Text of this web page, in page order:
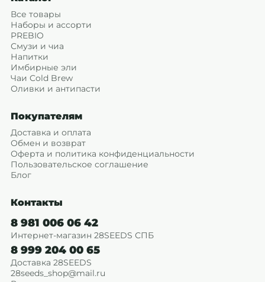
Все товары
Наборы и ассорти
PREBIO
Смузи и чиа
Напитки
Имбирные эли
Чаи Cold Brew
Оливки и антипасти
Покупателям
Доставка и оплата
Обмен и возврат
Оферта и политика конфиденциальности
Пользовательское соглашение
Блог
Контакты
8 981 006 06 42
Интернет-магазин 28SEEDS СПБ
8 999 204 00 65
Доставка 28SEEDS
28seeds_shop@mail.ru